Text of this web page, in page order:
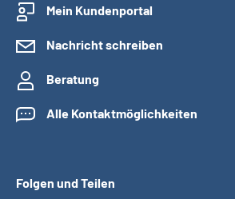
Mein Kundenportal
Nachricht schreiben
Beratung
Alle Kontaktmöglichkeiten
Folgen und Teilen